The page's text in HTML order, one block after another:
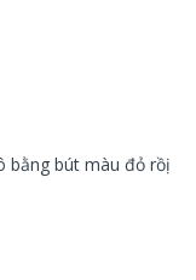
bằng bút màu đỏ rồị